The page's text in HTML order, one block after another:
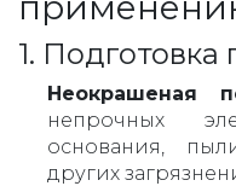
1. Подготовка
Неокрашеная
непрочных
основания,
других